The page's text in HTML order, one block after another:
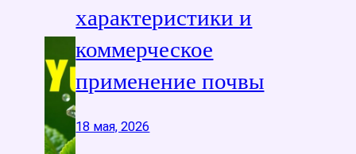
характеристики и
коммерческое
применение почвы
18 мая, 2026